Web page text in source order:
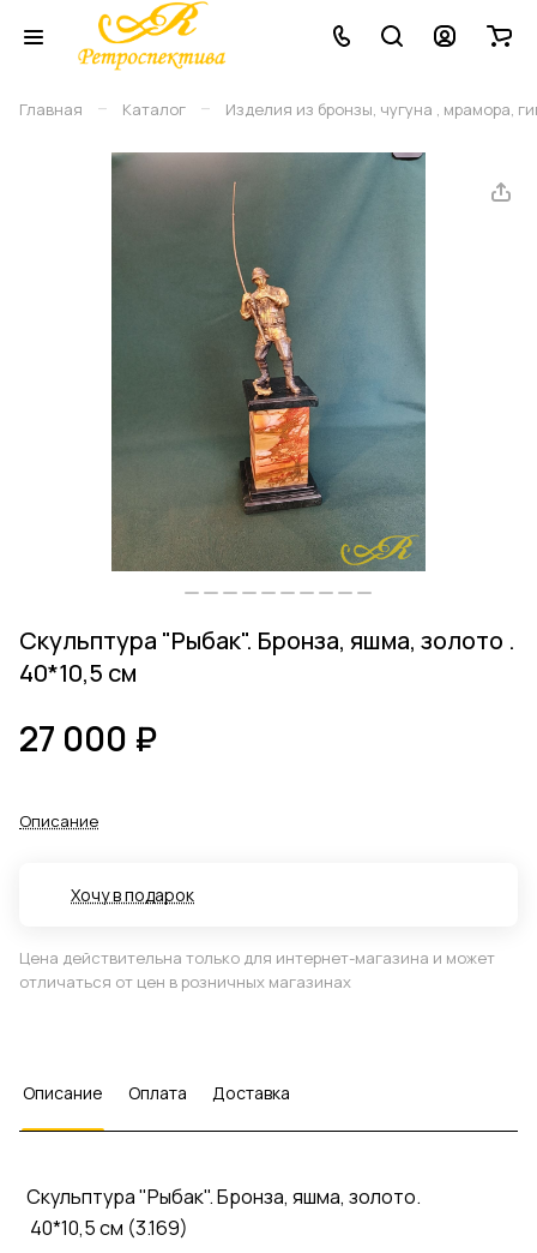
Главная – Каталог – Изделия из бронзы, чугуна , мрамора,
Скульптура "Рыбак". Бронза, яшма, золото .
40*10,5 см
27 000 ₽
Описание
Хочу в подарок
Цена действительна только для интернет-магазина и может
отличаться от цен в розничных магазинах
Описание Оплата Доставка
Скульптура "Рыбак". Бронза, яшма, золото.
40*10,5 см (3.169)